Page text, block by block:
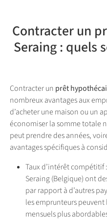
Contracter un
Seraing : quels
Contracter un prêt
nombreux avantages aux
d’acheter une maison ou un
économiser la somme totale
peut prendre des années,
avantages spécifiques à
Taux d’intérêt compétitif
Seraing (Belgique) ont
par rapport à d’autres
les emprunteurs
mensuels plus